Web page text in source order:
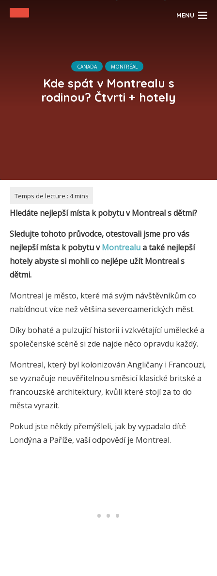
MENU
CANADA MONTRÉAL
Kde spát v Montrealu s
rodinou? Čtvrti + hotely
Hledáte nejlepší místa k pobytu vMontreals dětmi?
Sledujte tohoto průvodce, otestovali jsme pro vás
nejlepší místa k pobytu vMontrealua také nejlepší
hotelyabyste si mohli co nejlépe užítMontreals
dětmi.
Montreal je město, které má svým návštěvníkům co
nabídnout více než většina severoamerických měst.
Díky bohaté a pulzující historii i vzkvétající umělecké a
společenské scéně si zde najde něco opravdu každý.
Montreal, který byl kolonizován Angličany i Francouzi,
se vyznačuje neuvěřitelnou směsicí klasické britské a
francouzské architektury, kvůli které stojí za to do
města vyrazit.
Pokud jste někdy přemýšleli, jak by vypadalo dítě
Londýna a Paříže, vaší odpovědí je Montreal.